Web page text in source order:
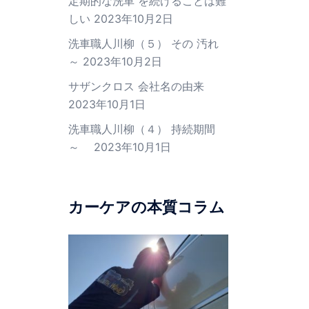
しい 2023年10月2日
洗車職人川柳（５） その 汚れ
～ 2023年10月2日
サザンクロス 会社名の由来
2023年10月1日
洗車職人川柳（４） 持続期間
～
2023年10月1日
カーケアの本質コラム